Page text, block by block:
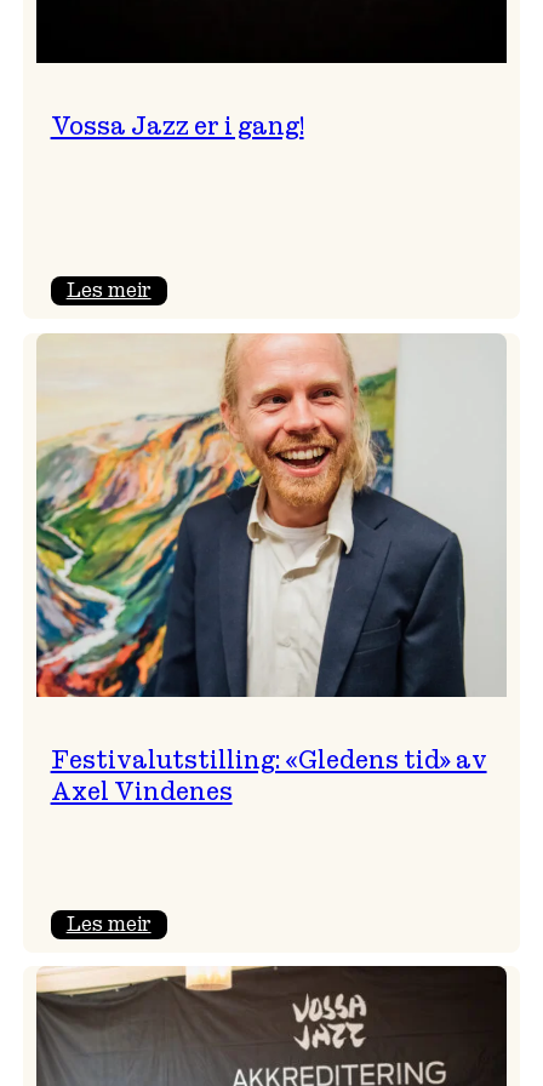
Vossa Jazz er i gang!
Les meir:
gang!
Festivalutstilling: «Gledens tid» av
Axel Vindenes
Les meir:
«Gledens